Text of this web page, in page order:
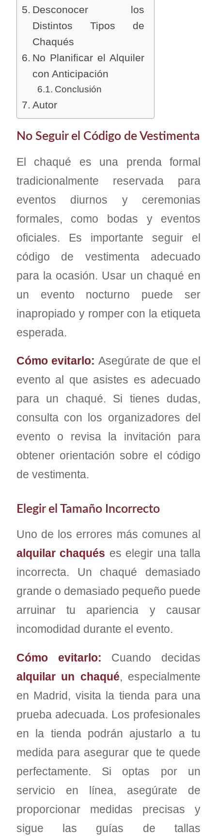
Desconocer los
Distintos Tipos de
Chaqués
No Planificar el Alquiler
con Anticipación
Conclusión
Autor
No Seguir el Código de Vestimenta
El chaqué es una prenda formal
tradicionalmente reservada para
eventos diurnos y ceremonias
formales, como bodas y eventos
oficiales. Es importante seguir el
código de vestimenta adecuado
para la ocasión. Usar un chaqué en
un evento nocturno puede ser
inapropiado y romper con la etiqueta
esperada.
Cómo evitarlo: Asegúrate de que el
evento al que asistes es adecuado
para un chaqué. Si tienes dudas,
consulta con los organizadores del
evento o revisa la invitación para
obtener orientación sobre el código
de vestimenta.
Elegir el Tamaño Incorrecto
Uno de los errores más comunes al
alquilar chaqués es elegir una talla
incorrecta. Un chaqué demasiado
grande o demasiado pequeño puede
arruinar tu apariencia y causar
incomodidad durante el evento.
Cómo evitarlo: Cuando decidas
alquilar un chaqué, especialmente
en Madrid, visita la tienda para una
prueba adecuada. Los profesionales
en la tienda podrán ajustarlo a tu
medida para asegurar que te quede
perfectamente. Si optas por un
servicio en línea, asegúrate de
proporcionar medidas precisas y
sigue las guías de tallas